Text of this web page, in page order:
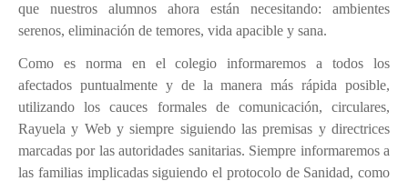
que nuestros alumnos ahora están necesitando: ambientes
serenos, eliminación de temores, vida apacible y sana.
Como es norma en el colegio informaremos a todos los
afectados puntualmente y de la manera más rápida posible,
utilizando los cauces formales de comunicación, circulares,
Rayuela y Web y siempre siguiendo las premisas y directrices
marcadas por las autoridades sanitarias. Siempre informaremos a
las familias implicadas siguiendo el protocolo de Sanidad, como